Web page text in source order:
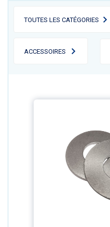
TOUTES LES CATÉGORIES
ACCESSOIRES